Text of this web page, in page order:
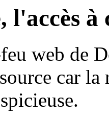
l'accès
web de
car